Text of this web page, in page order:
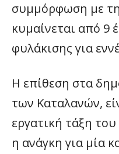
συμμόρφωση με
κυμαίνεται από 9
φυλάκισης για
Η επίθεση στα
των Καταλανών,
εργατική τάξη
η ανάγκη για μία